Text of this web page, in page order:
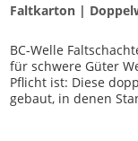
Faltkarton |
BC-Welle
für schwere Güter
Pflicht ist: Diese
gebaut, in denen